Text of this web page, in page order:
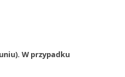
W przypadku